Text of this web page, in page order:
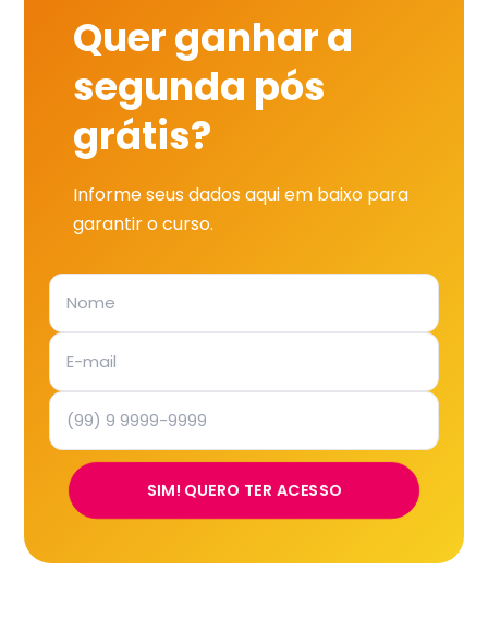
Quer ganhar a
segunda pós
grátis?
Informe seus dados aqui em baixo para
garantir o curso.
SIM! QUERO TER ACESSO